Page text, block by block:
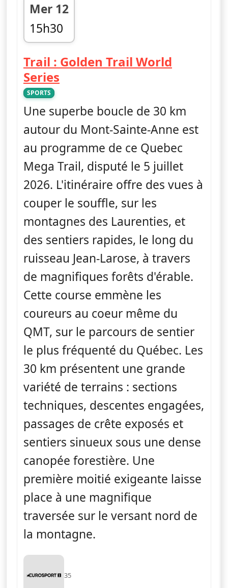
Mer 12
15h30
fin 16h00
Trail : Golden Trail World
Series
SPORTS
Une superbe boucle de 30 km
autour du Mont-Sainte-Anne est
au programme de ce Quebec
Mega Trail, disputé le 5 juillet
2026. L'itinéraire offre des vues à
couper le souffle, sur les
montagnes des Laurenties, et
des sentiers rapides, le long du
ruisseau Jean-Larose, à travers
de magnifiques forêts d'érable.
Cette course emmène les
coureurs au coeur même du
QMT, sur le parcours de sentier
le plus fréquenté du Québec. Les
30 km présentent une grande
variété de terrains : sections
techniques, descentes engagées,
passages de crête exposés et
sentiers sinueux sous une dense
canopée forestière. Une
première moitié exigeante laisse
place à une magnifique
traversée sur le versant nord de
la montagne.
35